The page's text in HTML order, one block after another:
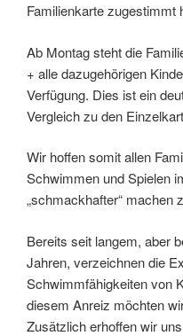
Familienkarte zugestimmt
Ab Montag steht die
+ alle dazugehörigen
Verfügung. Dies ist ein
Vergleich zu den
Wir hoffen somit allen
Schwimmen und Spielen
„schmackhafter“ machen
Bereits seit langem, aber
Jahren, verzeichnen die
Schwimmfähigkeiten von
diesem Anreiz möchten
Zusätzlich erhoffen wir